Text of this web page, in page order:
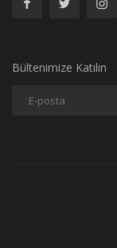
Bültenimize Katılın